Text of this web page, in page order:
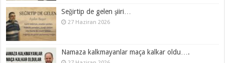
Seğirtip de gelen şiiri…
27 Haziran 2026
Namaza kalkmayanlar maça kalkar oldu….